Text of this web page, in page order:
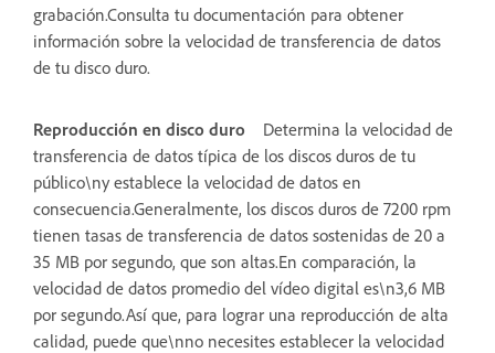
grabación.Consulta tu documentación para obtener
información sobre la velocidad de transferencia de datos
de tu disco duro.
Reproducción en disco duro
Determina la velocidad de
transferencia de datos típica de los discos duros de tu
público\ny establece la velocidad de datos en
consecuencia.Generalmente, los discos duros de 7200 rpm
tienen tasas de transferencia de datos sostenidas de 20 a
35 MB por segundo, que son altas.En comparación, la
velocidad de datos promedio del vídeo digital es\n3,6 MB
por segundo.Así que, para lograr una reproducción de alta
calidad, puede que\nno necesites establecer la velocidad